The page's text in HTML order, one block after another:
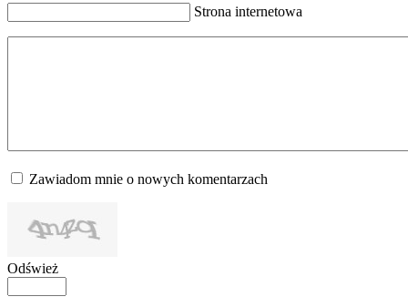
Strona internetowa
Zawiadom mnie o nowych komentarzach
Odśwież